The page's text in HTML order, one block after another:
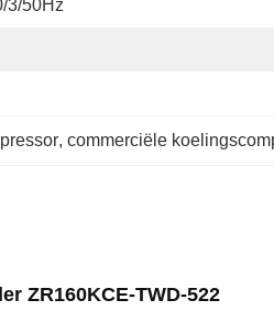
3/50Hz
, commerciële
ZR160KCE-TWD-522